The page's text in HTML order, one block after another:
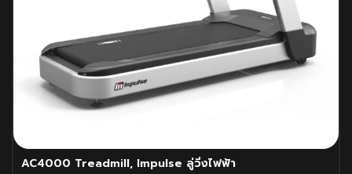
AC4000 Treadmill, Impulse ลู่วิ่งไฟฟ้า